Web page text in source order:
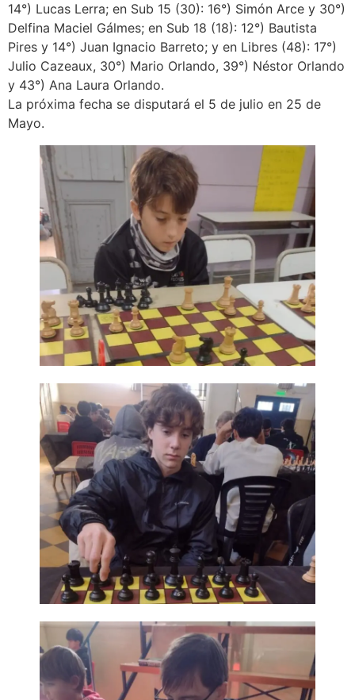
14°) Lucas Lerra; en Sub 15 (30): 16°) Simón Arce y 30°)
Delfina Maciel Gálmes; en Sub 18 (18): 12°) Bautista
Pires y 14°) Juan Ignacio Barreto; y en Libres (48): 17°)
Julio Cazeaux, 30°) Mario Orlando, 39°) Néstor Orlando
y 43°) Ana Laura Orlando.
La próxima fecha se disputará el 5 de julio en 25 de
Mayo.